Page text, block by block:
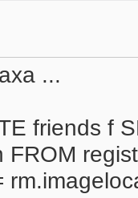
...
friends f
FROM